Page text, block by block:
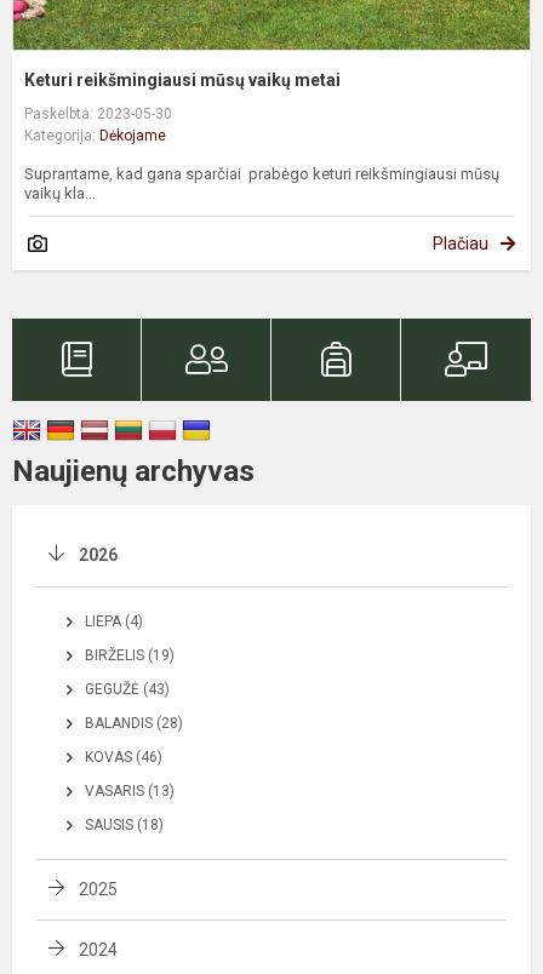
Keturi reikšmingiausi mūsų vaikų metai
Paskelbta: 2023-05-30
Kategorija: Dėkojame
Suprantame, kad gana sparčiai prabėgo keturi reikšmingiausi mūsų
vaikų kla...
Plačiau
Naujienų archyvas
2026
LIEPA (4)
BIRŽELIS (19)
GEGUŽĖ (43)
BALANDIS (28)
KOVAS (46)
VASARIS (13)
SAUSIS (18)
2025
2024